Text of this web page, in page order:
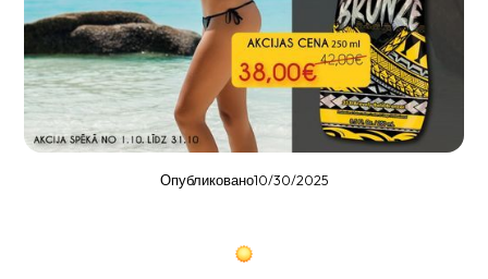
Опубликовано10/30/2025